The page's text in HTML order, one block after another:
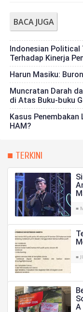
BACA JUGA
Indonesian Political
Terhadap Kinerja
Harun Masiku:
Muncratan Darah
di Atas Buku-buku
Kasus Penembakan
HAM?
■ TERKINI
■
■
A